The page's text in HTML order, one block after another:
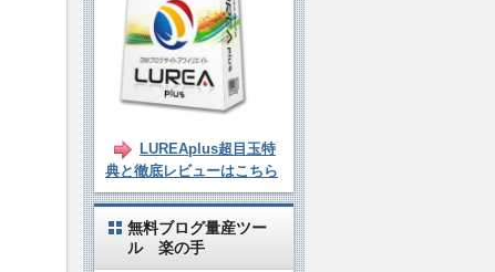
LUREAplus超目玉特
典と徹底レビューはこちら
無料ブログ量産ツー
ル 楽の手